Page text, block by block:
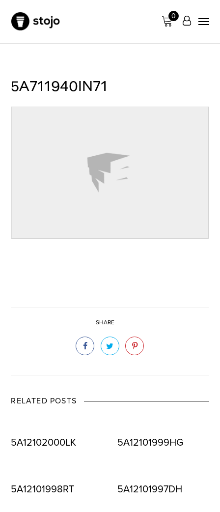
0
5A711940IN71
SHARE
RELATED POSTS
5A12102000LK 5A12101999HG
5A12101998RT 5A12101997DH